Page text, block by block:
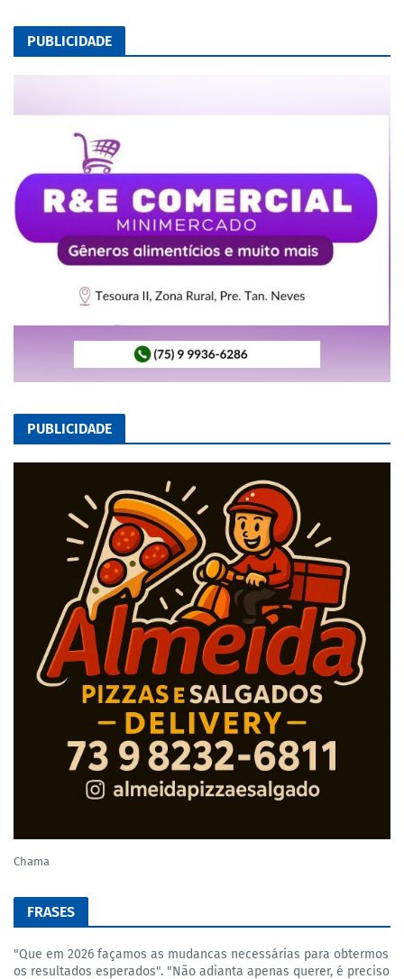
PUBLICIDADE
PUBLICIDADE
Chama
FRASES
"Que em 2026 façamos as mudancas necessárias para obtermos
os resultados esperados". "Não adianta apenas querer, é preciso